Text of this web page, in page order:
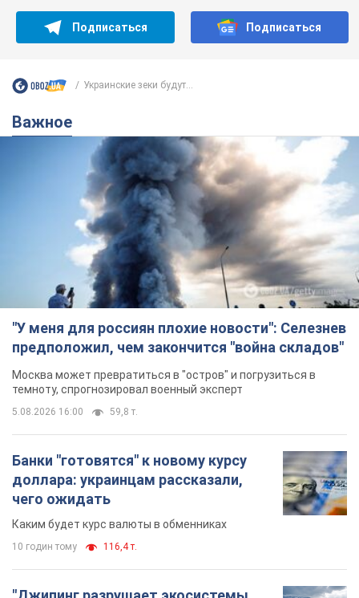
"У меня для россиян плохие новости": Селезнев
предположил, чем закончится "война складов"
Москва может превратиться в "остров" и погрузиться в
темноту, спрогнозировал военный эксперт
5.08.2026 16:00 59,8 т.
Банки "готовятся" к новому курсу
доллара: украинцам рассказали,
чего ожидать
10 годин тому
"Джипинг разрушает экосистемы,
которые формировались сотни
субальпийские луга – редкие природные
комплексы, которые формировались на протяжении сотен
лет
10 годин тому